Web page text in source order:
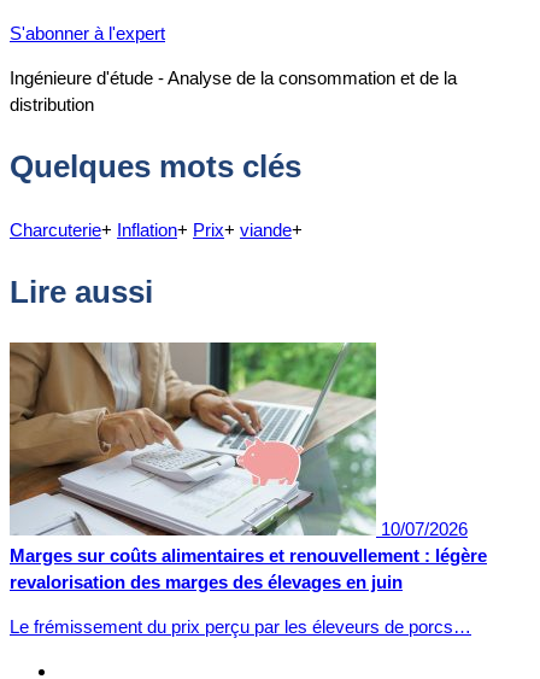
S'abonner à l'expert
Ingénieure d'étude - Analyse de la consommation et de la
distribution
Quelques mots clés
Charcuterie+ Inflation+ Prix+ viande+
Lire aussi
10/07/2026
Marges sur coûts alimentaires et renouvellement : légère
revalorisation des marges des élevages en juin
Le frémissement du prix perçu par les éleveurs de porcs…